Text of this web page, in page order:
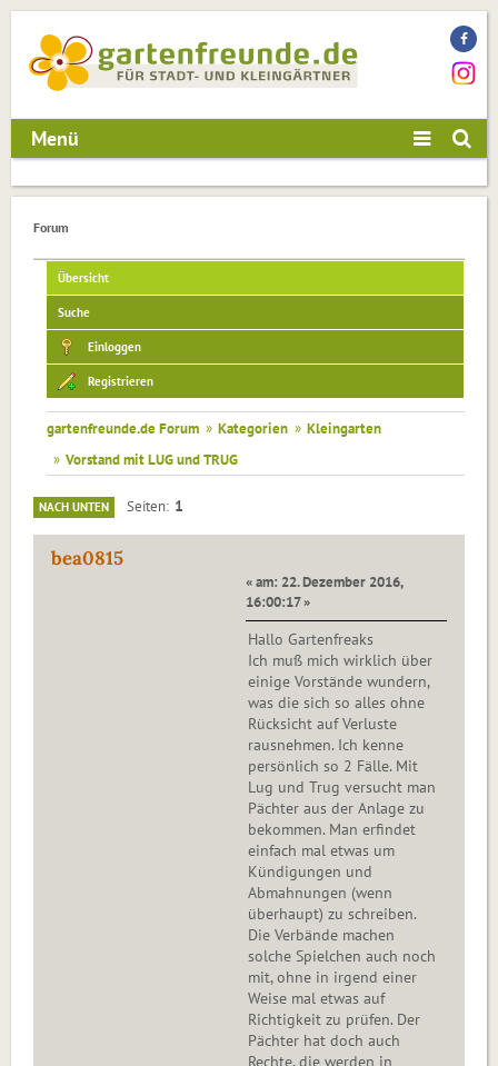
Menü
Forum
Übersicht
Suche
Einloggen
Registrieren
gartenfreunde.de Forum » Kategorien » Kleingarten
» Vorstand mit LUG und TRUG
NACH UNTEN Seiten 1
bea0815
« am: 22. Dezember 2016,
16:00:17 »
Hallo Gartenfreaks
Ich muß mich wirklich über
einige Vorstände wundern,
was die sich so alles ohne
Rücksicht auf Verluste
rausnehmen. Ich kenne
persönlich so 2 Fälle. Mit
Lug und Trug versucht man
Pächter aus der Anlage zu
bekommen. Man erfindet
einfach mal etwas um
Kündigungen und
Abmahnungen (wenn
überhaupt) zu schreiben.
Die Verbände machen
solche Spielchen auch noch
mit, ohne in irgend einer
Weise mal etwas auf
Richtigkeit zu prüfen. Der
Pächter hat doch auch
Rechte, die werden in